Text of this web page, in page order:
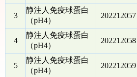
3
静注人免疫球蛋白
（pH4）
202212057
4
静注人免疫球蛋白
（pH4）
202212058
5
静注人免疫球蛋白
（pH4）
202212059